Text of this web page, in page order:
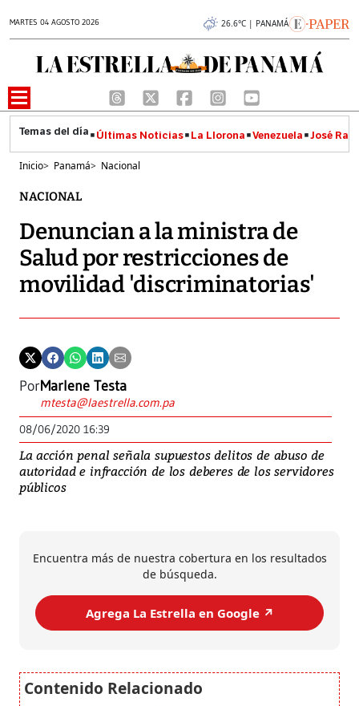
MARTES 04 AGOSTO 2026 26.6°C | PANAMÁ
Últimas Noticias La Llorona Venezuela José
Inicio> Panamá> Nacional
NACIONAL
Denuncian a la ministra de
Salud por restricciones de
movilidad 'discriminatorias'
PorMarlene Testa
mtesta@laestrella.com.pa
08/06/2020 16:39
La acción penal señala supuestos delitos de abuso de
autoridad e infracción de los deberes de los servidores
públicos
Encuentra más de nuestra cobertura en los resultados
de búsqueda.
Agrega La Estrella en Google ↗️